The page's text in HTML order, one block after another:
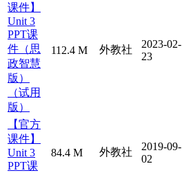
课件】
Unit 3
PPT课
件（思
政智慧
版）
（试用
版）
112.4 M 外教社
2023-02-
23
【官方
课件】
Unit 3
PPT课
84.4 M 外教社
2019-09-
02